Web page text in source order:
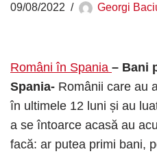
09/08/2022 Georgi
Români în Spania – Bani
Spania- Românii care au
în ultimele 12 luni și au
a se întoarce acasă au
facă: ar putea primi bani,